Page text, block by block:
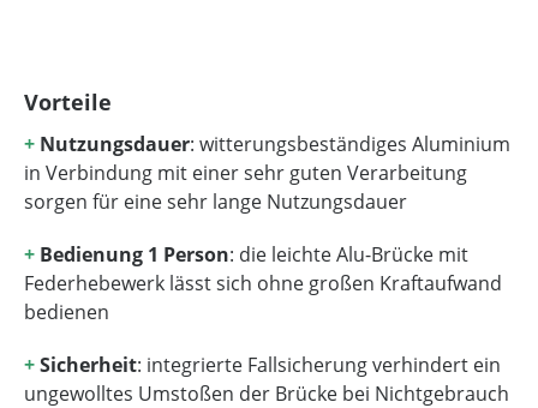
Vorteile
+ Nutzungsdauer: witterungsbeständiges Aluminium
in Verbindung mit einer sehr guten Verarbeitung
sorgen für eine sehr lange Nutzungsdauer
+ Bedienung 1 Person: die leichte Alu-Brücke mit
Federhebewerk lässt sich ohne großen Kraftaufwand
bedienen
+Sicherheit: integrierte Fallsicherung verhindert ein
ungewolltes Umstoßen der Brücke bei Nichtgebrauch